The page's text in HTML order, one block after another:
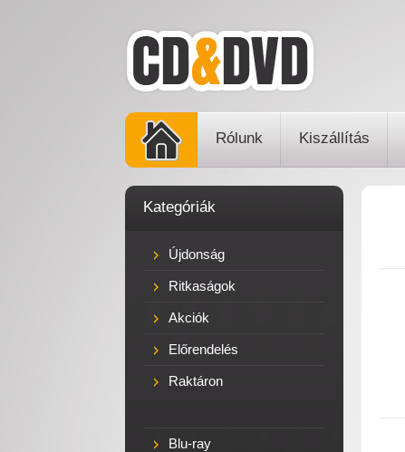
Rólunk Kiszállítás
Kategóriák
Újdonság
Ritkaságok
Akciók
Előrendelés
Raktáron
Blu-ray